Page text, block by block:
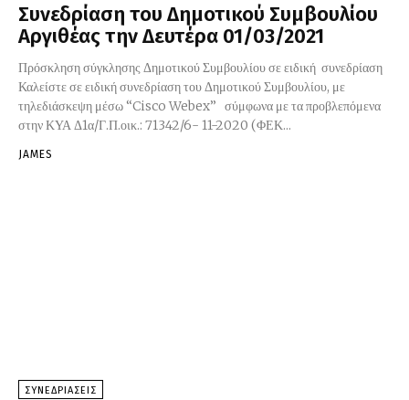
Συνεδρίαση του Δημοτικού Συμβουλίου
Αργιθέας την Δευτέρα 01/03/2021
Πρόσκληση σύγκλησης Δημοτικού Συμβουλίου σε ειδική συνεδρίαση
Καλείστε σε ειδική συνεδρίαση του Δημοτικού Συμβουλίου, με
τηλεδιάσκεψη μέσω “Cisco Webex” σύμφωνα με τα προβλεπόμενα
στην ΚΥΑ Δ1α/Γ.Π.οικ.: 71342/6- 11-2020 (ΦΕΚ...
JAMES
ΣΥΝΕΔΡΙΑΣΕΙΣ